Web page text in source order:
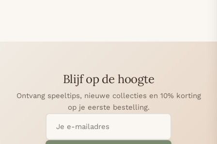
Blijf op de hoogte
Ontvang speeltips, nieuwe collecties en 10% korting
op je eerste bestelling.